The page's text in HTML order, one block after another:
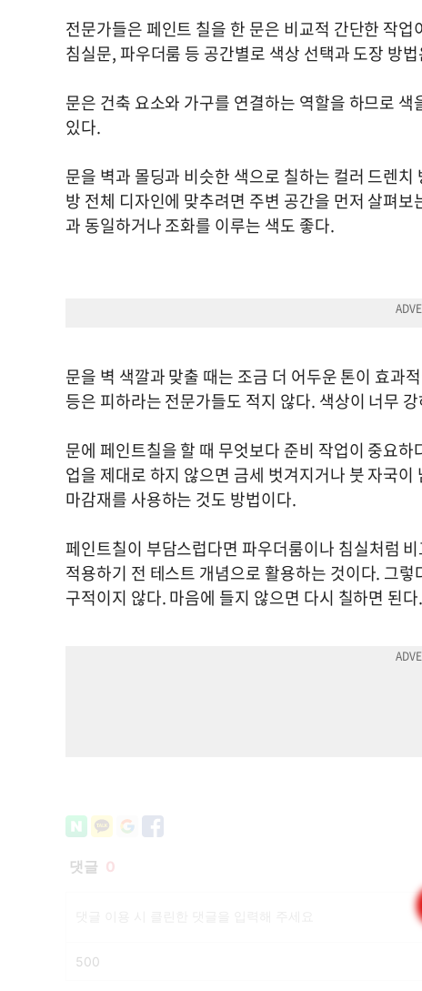
전문가들은 페인트 칠을 한 문은 비교적 간단한 작
침실문, 파우더룸 등 공간별로 색상 선택과 도장 방
문은 건축 요소와 가구를 연결하는 역할을 하므로
있다.
문을 벽과 몰딩과 비슷한 색으로 칠하는 컬러 드렌
방 전체 디자인에 맞추려면 주변 공간을 먼저 살펴
과 동일하거나 조화를 이루는 색도 좋다.
문을 벽 색깔과 맞출 때는 조금 더 어두운 톤이 효과
등은 피하라는 전문가들도 적지 않다. 색상이 너무
문에 페인트칠을 할 때 무엇보다 준비 작업이 중요
업을 제대로 하지 않으면 금세 벗겨지거나 붓 자국
마감재를 사용하는 것도 방법이다.
페인트칠이 부담스럽다면 파우더룸이나 침실처럼
적용하기 전 테스트 개념으로 활용하는 것이다. 그
구적이지 않다. 마음에 들지 않으면 다시 칠하면 된다.